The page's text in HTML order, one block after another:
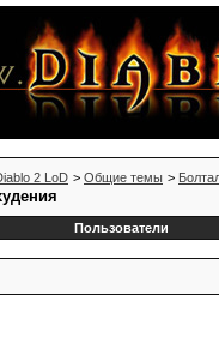
2 LoD > Общие темы >
Пользователи